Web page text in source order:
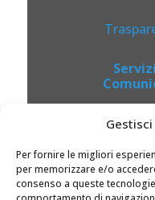
Gestisci
Per fornire le migliori
per memorizzare e/o
consenso a queste